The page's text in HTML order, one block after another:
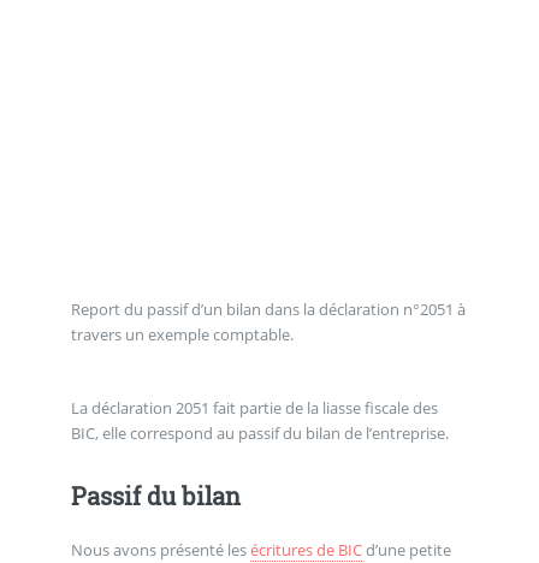
Report du passif d’un bilan dans la déclaration n°2051 à
travers un exemple comptable.
La déclaration 2051 fait partie de la liasse fiscale des
BIC, elle correspond au passif du bilan de l’entreprise.
Passif du bilan
Nous avons présenté lesécritures de BICd’une petite